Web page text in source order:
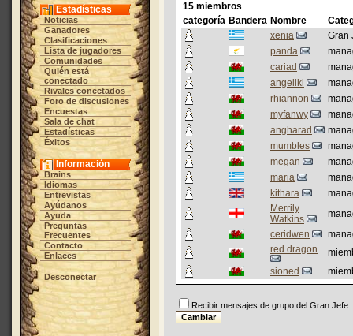
Estadísticas
Noticias
Ganadores
Clasificaciones
Lista de jugadores
Comunidades
Quién está
conectado
Rivales conectados
Foro de discusiones
Encuestas
Sala de chat
Estadísticas
Éxitos
Información
Brains
Idiomas
Entrevistas
Ayúdanos
Ayuda
Preguntas
Frecuentes
Contacto
Enlaces
Desconectar
15 miembros
categoría Bandera Nombre
xenia
Gran
panda
cariad
angeliki
rhiannon
myfanwy
angharad
mumbles
megan
maria
kithara
Merrily
Watkins
ceridwen
red dragon
sioned
Recibir mensajes de grupo del Gran Jefe